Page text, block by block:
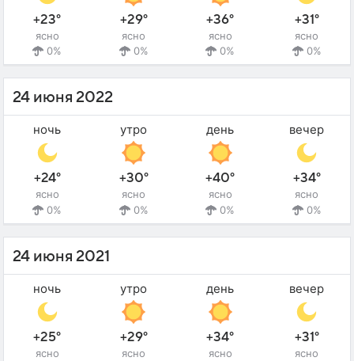
+23°
ясно
0%
+29°
ясно
0%
+36°
ясно
0%
+31°
ясно
0%
24 июня 2022
ночь
+24°
ясно
0%
утро
+30°
ясно
0%
день
+40°
ясно
0%
вечер
+34°
ясно
0%
24 июня 2021
ночь
+25°
ясно
утро
+29°
ясно
день
+34°
ясно
вечер
+31°
ясно